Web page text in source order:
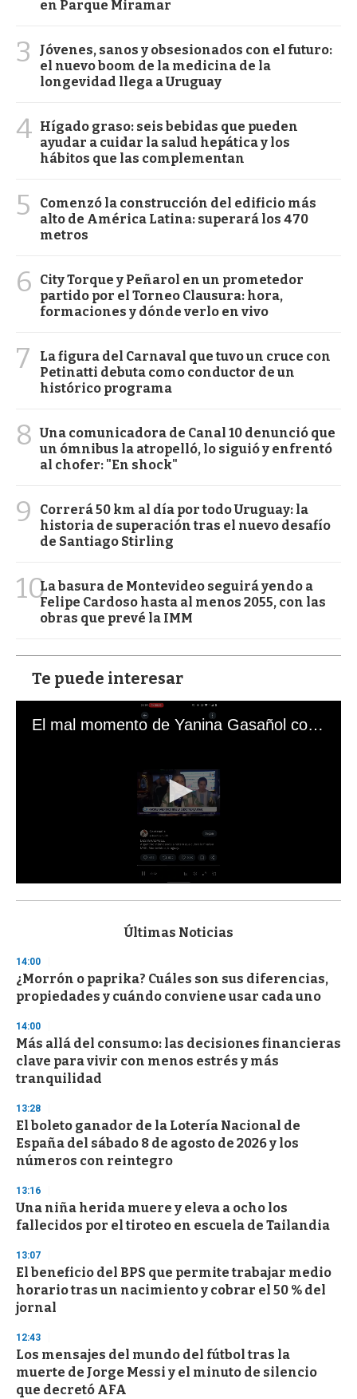
en Parque Miramar
3
Jóvenes, sanos y obsesionados con el futuro:
el nuevo boom de la medicina de la
longevidad llega a Uruguay
4 Hígado graso: seis bebidas que pueden
ayudar a cuidar la salud hepática y los
hábitos que las complementan
5
Comenzó la construcción del edificio más
alto de América Latina: superará los 470
metros
6
City Torque y Peñarol en un prometedor
partido por el Torneo Clausura: hora,
formaciones y dónde verlo en vivo
7
La figura del Carnaval que tuvo un cruce con
Petinatti debuta como conductor de un
histórico programa
8 Una comunicadora de Canal 10 denunció que
un ómnibus la atropelló, lo siguió y enfrentó
al chofer: "En shock"
9
Correrá 50 km al día por todo Uruguay: la
historia de superación tras el nuevo desafío
de Santiago Stirling
10La basura de Montevideo seguirá yendo a
Felipe Cardoso hasta al menos 2055, con las
obras que prevé la IMM
Te puede interesar
El mal momento de Yanina Gasañol con un hincha argentino en "Subrayado"
s
d
s
o
f
3
s
c
o
d
s
Últimas Noticias
14:00
¿Morrón o paprika? Cuáles son sus diferencias,
propiedades y cuándo conviene usar cada uno
14:00
Más allá del consumo: las decisiones financieras
clave para vivir con menos estrés y más
tranquilidad
13:28
El boleto ganador de la Lotería Nacional de
España del sábado 8 de agosto de 2026 y los
números con reintegro
13:16
Una niña herida muere y eleva a ocho los
fallecidos por el tiroteo en escuela de Tailandia
13:07
El beneficio del BPS que permite trabajar medio
horario tras un nacimiento y cobrar el 50 % del
jornal
12:43
Los mensajes del mundo del fútbol tras la
muerte de Jorge Messi y el minuto de silencio
que decretó AFA